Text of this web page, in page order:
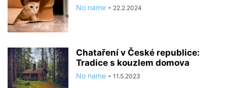
No name - 22.2.2024
Chataření v České republice:
Tradice s kouzlem domova
No name - 11.5.2023